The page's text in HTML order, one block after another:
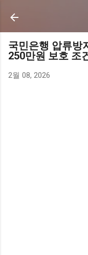
국민은행 압류방
250만원 보호 조
2월 08, 2026